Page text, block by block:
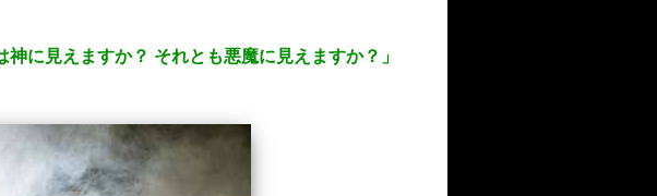
に見えますか？ それとも悪魔に見えますか？」